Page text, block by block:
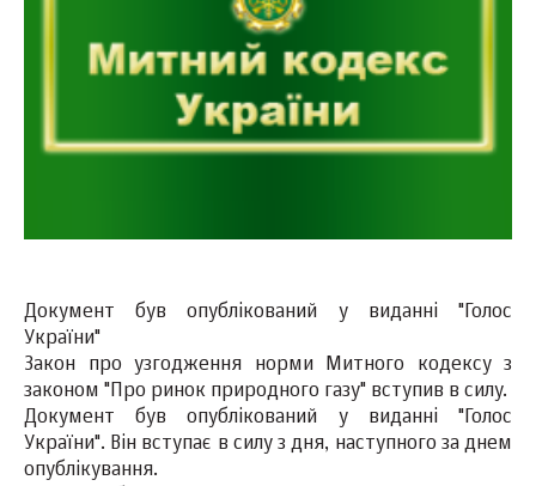
Документ був опублікований у виданні "Голос
України"
Закон про узгодження норми Митного кодексу з
законом "Про ринок природного газу" вступив в силу.
Документ був опублікований у виданні "Голос
України". Він вступає в силу з дня, наступного за днем
​​опублікування.